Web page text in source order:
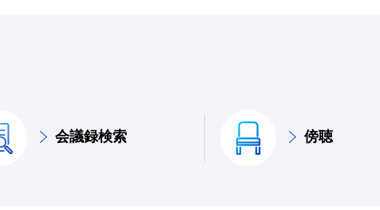
会議録検索 傍聴